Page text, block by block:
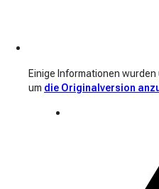
Einige Informationen
um die Originalversion